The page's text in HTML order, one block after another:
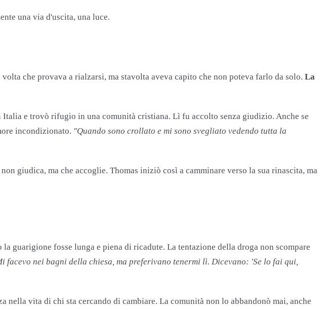
una via d'uscita, una luce.
che provava a rialzarsi, ma stavolta aveva capito che non poteva farlo da solo. La
e trovò rifugio in una comunità cristiana. Lì fu accolto senza giudizio. Anche se
incondizionato. "Quando sono crollato e mi sono svegliato vedendo tutta la
giudica, ma che accoglie. Thomas iniziò così a camminare verso la sua rinascita, ma
guarigione fosse lunga e piena di ricadute. La tentazione della droga non scompare
facevo nei bagni della chiesa, ma preferivano tenermi lì. Dicevano: 'Se lo fai qui,
nella vita di chi sta cercando di cambiare. La comunità non lo abbandonò mai, anche